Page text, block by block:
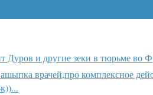
Дуров и другие зеки в тюрьме во
врачей,про комплексное